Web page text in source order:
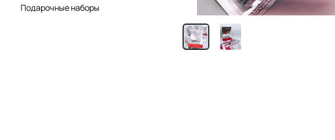
Подарочные наборы